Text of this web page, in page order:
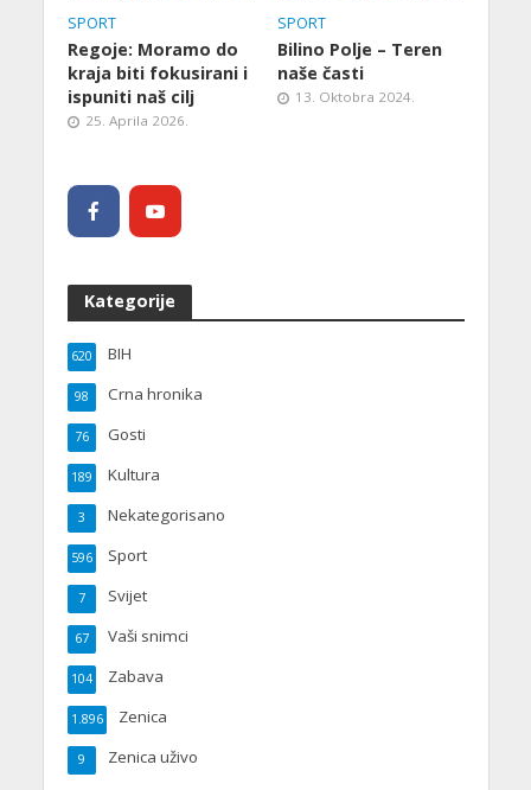
SPORT
Regoje: Moramo do
kraja biti fokusirani i
ispuniti naš cilj
25. Aprila 2026.
SPORT
Bilino Polje – Teren
naše časti
13. Oktobra 2024.
Kategorije
BIH
620
Crna hronika
98
Gosti
76
Kultura
189
Nekategorisano
3
Sport
596
Svijet
7
Vaši snimci
67
Zabava
104
Zenica
1.896
Zenica uživo
9